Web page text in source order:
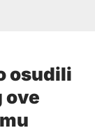
osudili
ove